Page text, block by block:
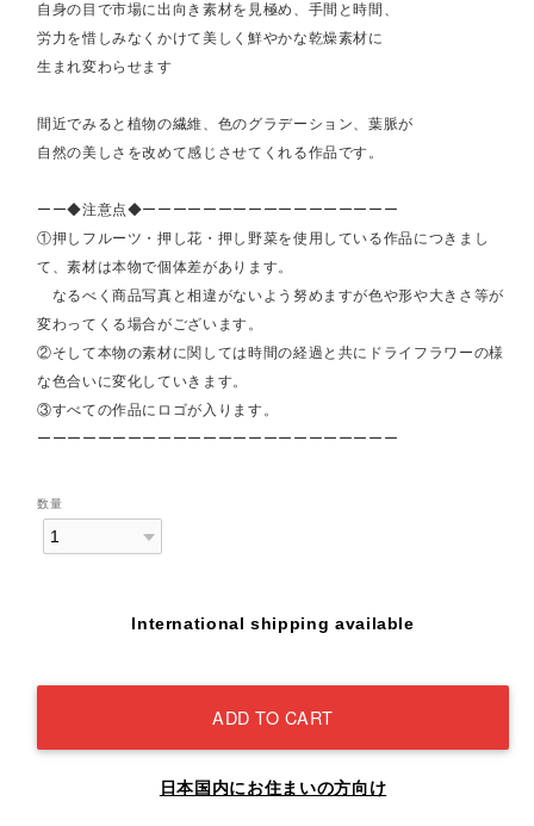
自身の目で市場に出向き素材を見極め、手間と時間、
労力を惜しみなくかけて美しく鮮やかな乾燥素材に
生まれ変わらせます
間近でみると植物の繊維、色のグラデーション、葉脈が
自然の美しさを改めて感じさせてくれる作品です。
ーー◆注意点◆ーーーーーーーーーーーーーーーーー
①押しフルーツ・押し花・押し野菜を使用している作品につきまし
て、素材は本物で個体差があります。
なるべく商品写真と相違がないよう努めますが色や形や大きさ等が
変わってくる場合がございます。
②そして本物の素材に関しては時間の経過と共にドライフラワーの様
な色合いに変化していきます。
③すべての作品にロゴが入ります。
ーーーーーーーーーーーーーーーーーーーーーーーー
数量
International shipping available
ADD TO CART
日本国内にお住まいの方向け